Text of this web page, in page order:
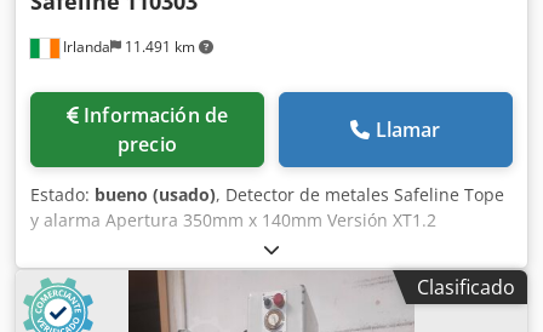
Irlanda 11.491 km
Información de
precio
Llamar
Estado: bueno (usado), Detector de metales Safeline Tope
y alarma Apertura 350mm x 140mm Versión XT1.2
Codpfeucf U Ijx Acbjha Número de serie 09186 Longitud
1500mm En buen estado de funcionamiento
Clasificado